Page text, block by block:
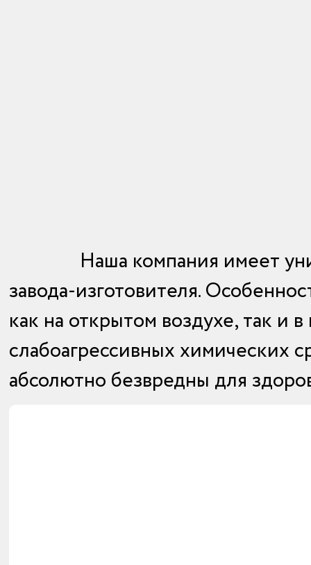
Наша компания имеет
завода-изготовителя.
как на открытом воздухе, так и
слабоагрессивных химических
абсолютно безвредны для